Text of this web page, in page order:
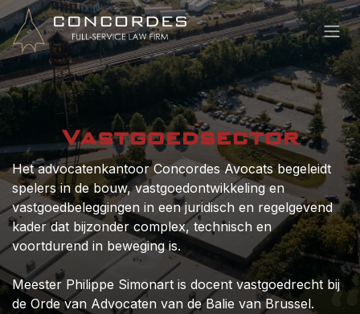
Overslaan naar inhoud
Vastgoedsector
Het advocatenkantoor Concordes Avocats begeleidt
spelers in de bouw, vastgoedontwikkeling en
vastgoedbeleggingen in een juridisch en regelgevend
kader dat bijzonder complex, technisch en
voortdurend in beweging is.
Meester Philippe Simonart is docent vastgoedrecht bij
de Orde van Advocaten van de Balie van Brussel.